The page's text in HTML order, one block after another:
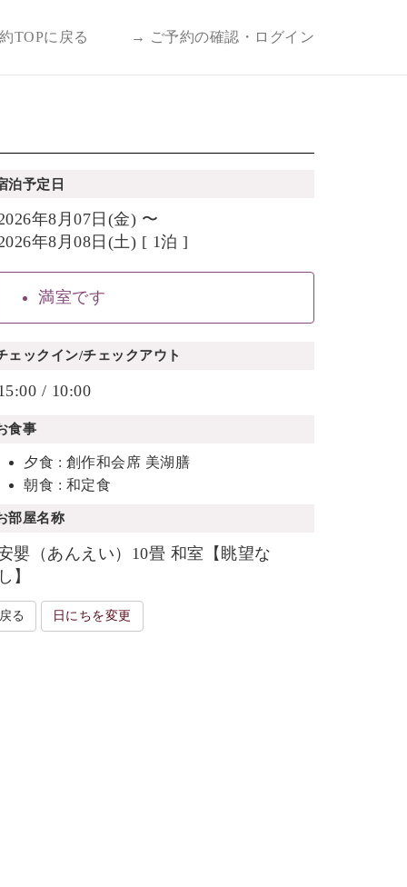
TOPに戻る → ご予約の確認・ログイン
泊予定日
年8月07日(金) 〜
年8月08日(土) [ 1泊 ]
満室です
ェックイン/チェックアウト
/ 10:00
食事
夕食 : 創作和会席 美湖膳
朝食 : 和定食
部屋名称
嬰（あんえい）10畳 和室【眺望な
し】
戻る 日にちを変更